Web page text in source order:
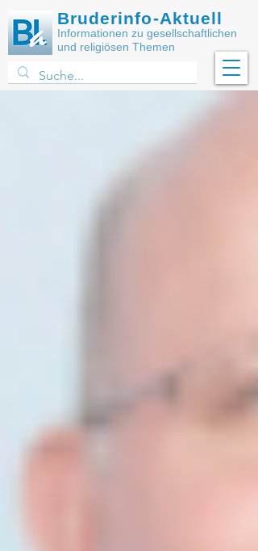
Bruderinfo-Aktuell
Informationen zu gesellschaftlichen
und religiösen Themen